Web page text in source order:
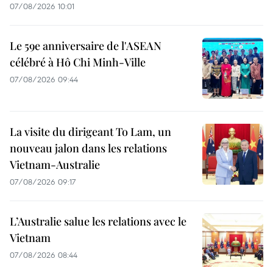
07/08/2026 10:01
Le 59e anniversaire de l'ASEAN
célébré à Hô Chi Minh-Ville
07/08/2026 09:44
La visite du dirigeant To Lam, un
nouveau jalon dans les relations
Vietnam-Australie
07/08/2026 09:17
L’Australie salue les relations avec le
Vietnam
07/08/2026 08:44